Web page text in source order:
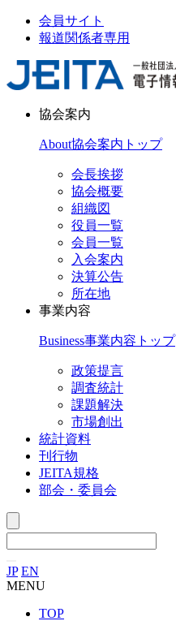
会員サイト
報道関係者専用
協会案内
About協会案内トップ
会長挨拶
協会概要
組織図
役員一覧
会員一覧
入会案内
決算公告
所在地
事業内容
Business事業内容トップ
政策提言
調査統計
課題解決
市場創出
統計資料
刊行物
JEITA規格
部会・委員会
JP EN
MENU
TOP